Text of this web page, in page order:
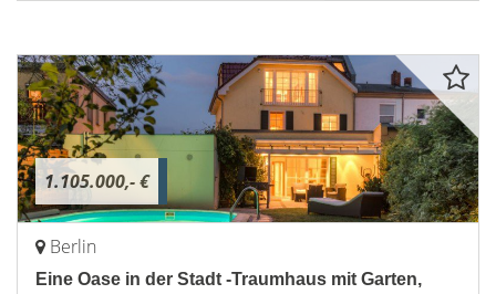
1.105.000,- €
Berlin
Eine Oase in der Stadt -Traumhaus mit Garten,